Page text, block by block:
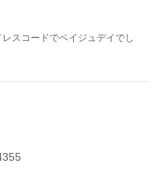
スコードでベイジュデイでし